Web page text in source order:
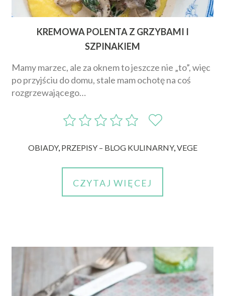
KREMOWA POLENTA Z GRZYBAMI I
SZPINAKIEM
Mamy marzec, ale za oknem to jeszcze nie „to”, więc
po przyjściu do domu, stale mam ochotę na coś
rozgrzewającego…
OBIADY, PRZEPISY – BLOG KULINARNY,VEGE
CZYTAJ WIĘCEJ